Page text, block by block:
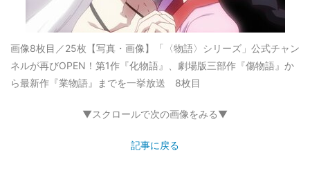
画像8枚目／25枚 【写真・画像】「〈物語〉シリーズ」公式チャン
ネルが再びOPEN！第1作『化物語』、劇場版三部作『傷物語』か
ら最新作『業物語』までを一挙放送 8枚目
▼スクロールで次の画像をみる▼
記事に戻る